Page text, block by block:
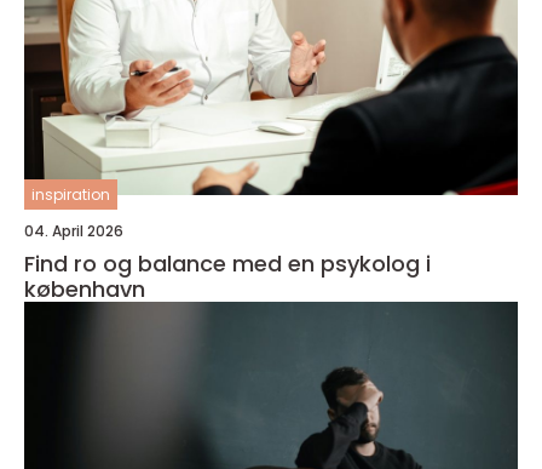
inspiration
04. April 2026
Find ro og balance med en psykolog i
københavn